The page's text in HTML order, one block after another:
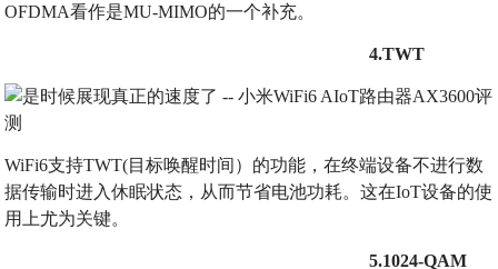
OFDMA看作是MU-MIMO的一个补充。
4.TWT
WiFi6支持TWT(目标唤醒时间）的功能，在终端设备不进行数
据传输时进入休眠状态，从而节省电池功耗。这在IoT设备的使
用上尤为关键。
5.1024-QAM